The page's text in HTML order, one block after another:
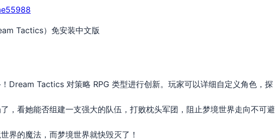
Tactics）免安装中文版
Dream Tactics 对策略 RPG 类型进行创新。玩家可以详细自定义角色，探
，看她能否组建一支强大的队伍，打败枕头军团，阻止梦境世界走向不可避
界的魔法，而梦境世界就快毁灭了！